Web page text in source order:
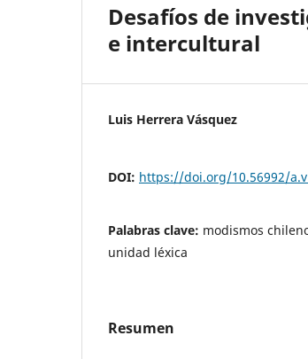
Desafíos de
e intercultural
Luis Herrera Vásquez
DOI: https://doi.org/10.56992/
Palabras clave: modismos
unidad léxica
Resumen